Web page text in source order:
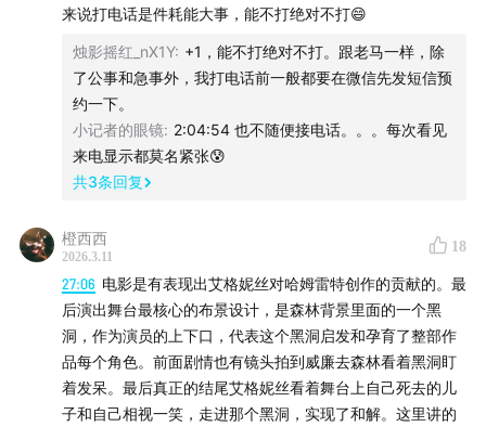
日本治愈系电影的源头
《哥哥教我唱的歌》：原住民系统性问题
对大自然的迷恋
大城市无法治疗民族创伤
最终是找到对土地的归属感
《骑士》的职业身份危机
「印第安牛仔」的复杂文化来源
和马匹的心灵沟通
带着伤痛继续骑马？
痛苦的浪漫化
向上帝和四方神灵祈祷
文化冲突和转化
基于magic hour的视觉框架
什么是原住民保留地？
来说打电话是件耗能大事，能不打绝对不打😄
烛影摇红_nX1Y: +1，能不打绝对不打。跟老马一样，除
了公事和急事外，我打电话前一般都要在微信先发短信预
约一下。
小记者的眼镜: 2:04:54 也不随便接电话。。。每次看见
来电显示都莫名紧张😰
共3条回复
橙西西
2026.3.11
18
27:06 电影是有表现出艾格妮丝对哈姆雷特创作的贡献的。最
后演出舞台最核心的布景设计，是森林背景里面的一个黑
洞，作为演员的上下口，代表这个黑洞启发和孕育了整部作
品每个角色。前面剧情也有镜头拍到威廉去森林看着黑洞盯
着发呆。最后真正的结尾艾格妮丝看着舞台上自己死去的儿
子和自己相视一笑，走进那个黑洞，实现了和解。这里讲的